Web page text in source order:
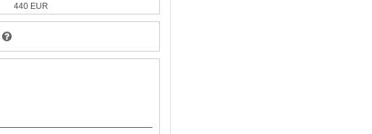
440 EUR